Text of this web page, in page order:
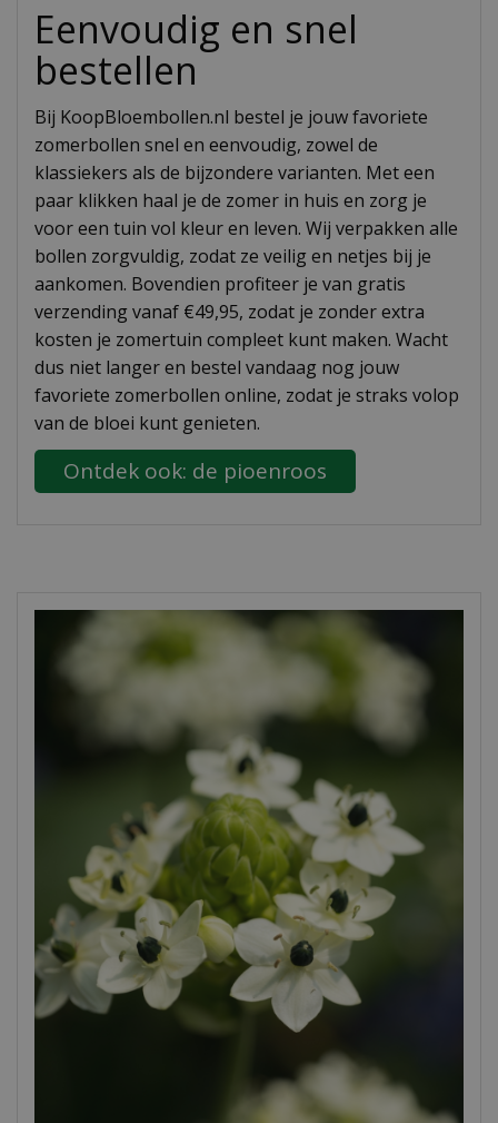
Eenvoudig en snel
bestellen
Bij KoopBloembollen.nl bestel je jouw favoriete
zomerbollen snel en eenvoudig, zowel de
klassiekers als de bijzondere varianten. Met een
paar klikken haal je de zomer in huis en zorg je
voor een tuin vol kleur en leven. Wij verpakken alle
bollen zorgvuldig, zodat ze veilig en netjes bij je
aankomen. Bovendien profiteer je van gratis
verzending vanaf €49,95, zodat je zonder extra
kosten je zomertuin compleet kunt maken. Wacht
dus niet langer en bestel vandaag nog jouw
favoriete zomerbollen online, zodat je straks volop
van de bloei kunt genieten.
Ontdek ook: de pioenroos